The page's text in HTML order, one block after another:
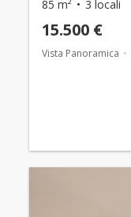
85 m² 3 locali
15.500 €
Vista Panoramica